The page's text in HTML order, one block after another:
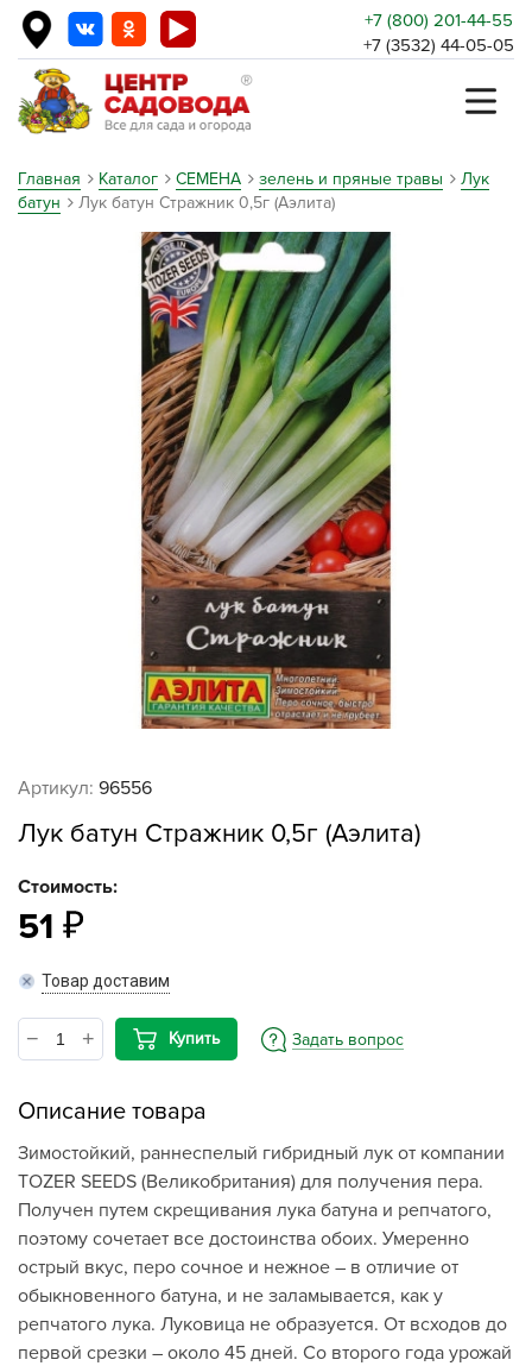
+7 (800) 201-44-55
+7 (3532) 44-05-05
Главная Каталог СЕМЕНА зелень и пряные травы
Лук
батун
Лук батун Стражник 0,5г (Аэлита)
Артикул: 96556
Лук батун Стражник 0,5г (Аэлита)
Стоимость:
51
Товар доставим
Купить Задать вопрос
Описание товара
Зимостойкий, раннеспелый гибридный лук от компании
TOZER SEEDS (Великобритания) для получения пера.
Получен путем скрещивания лука батуна и репчатого,
поэтому сочетает все достоинства обоих. Умеренно
острый вкус, перо сочное и нежное – в отличие от
обыкновенного батуна, и не заламывается, как у
репчатого лука. Луковица не образуется. От всходов до
первой срезки – около 45 дней. Со второго года урожай